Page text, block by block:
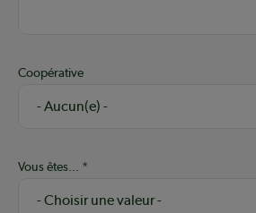
Coopérative
Vous êtes...